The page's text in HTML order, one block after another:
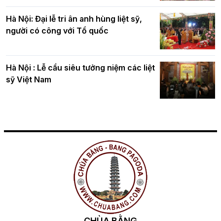
Hà Nội: Đại lễ tri ân anh hùng liệt sỹ,
người có công với Tổ quốc
Hà Nội : Lễ cầu siêu tưởng niệm các liệt
sỹ Việt Nam